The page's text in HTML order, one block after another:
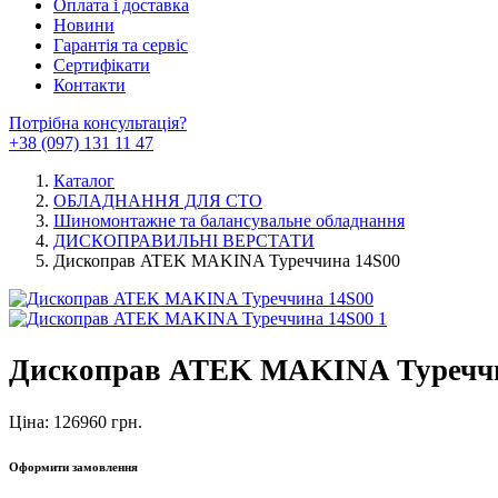
Оплата і доставка
Новини
Гарантія та сервіс
Сертифікати
Контакти
Потрібна консультація?
+38 (097) 131 11 47
Каталог
ОБЛАДНАННЯ ДЛЯ СТО
Шиномонтажне та балансувальне обладнання
ДИСКОПРАВИЛЬНІ ВЕРСТАТИ
Дископрав ATEK MAKINA Туреччина 14S00
Дископрав ATEK MAKINA
Ціна: 126960 грн.
Оформити замовлення